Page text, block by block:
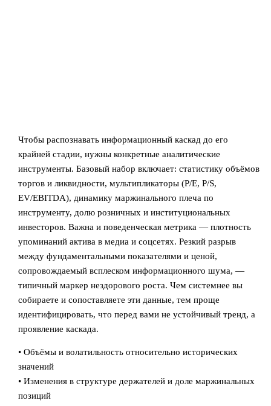
Чтобы распознавать информационный каскад до его
крайней стадии, нужны конкретные аналитические
инструменты. Базовый набор включает: статистику объёмов
торгов и ликвидности, мультипликаторы (P/E, P/S,
EV/EBITDA), динамику маржинального плеча по
инструменту, долю розничных и институциональных
инвесторов. Важна и поведенческая метрика — плотность
упоминаний актива в медиа и соцсетях. Резкий разрыв
между фундаментальными показателями и ценой,
сопровождаемый всплеском информационного шума, —
типичный маркер нездорового роста. Чем системнее вы
собираете и сопоставляете эти данные, тем проще
идентифицировать, что перед вами не устойчивый тренд, а
проявление каскада.
• Объёмы и волатильность относительно исторических
значений
• Изменения в структуре держателей и доле маржинальных
позиций